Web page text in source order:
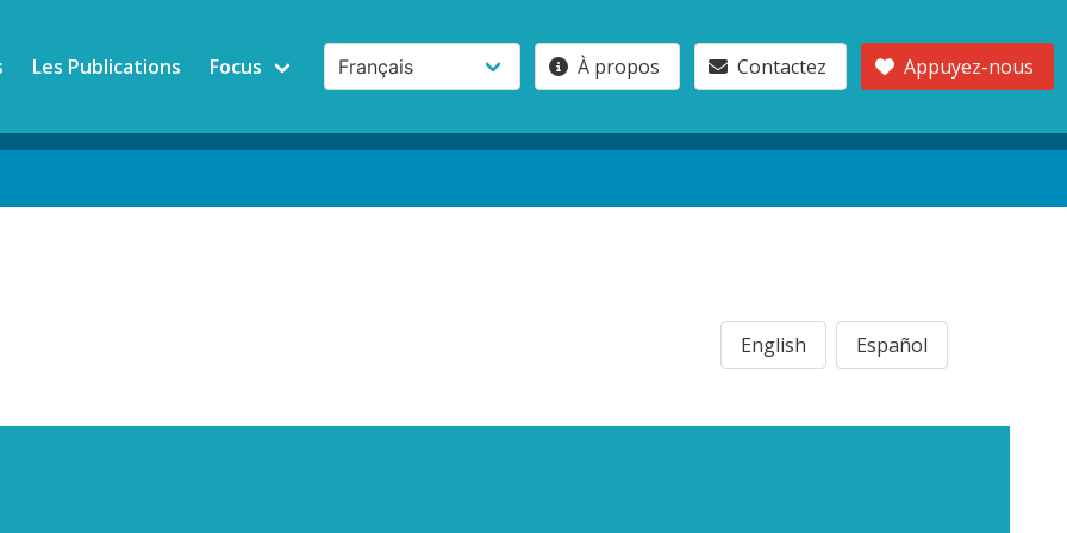
Les Publications Focus À propos Contactez Appuyez-nous
English Español